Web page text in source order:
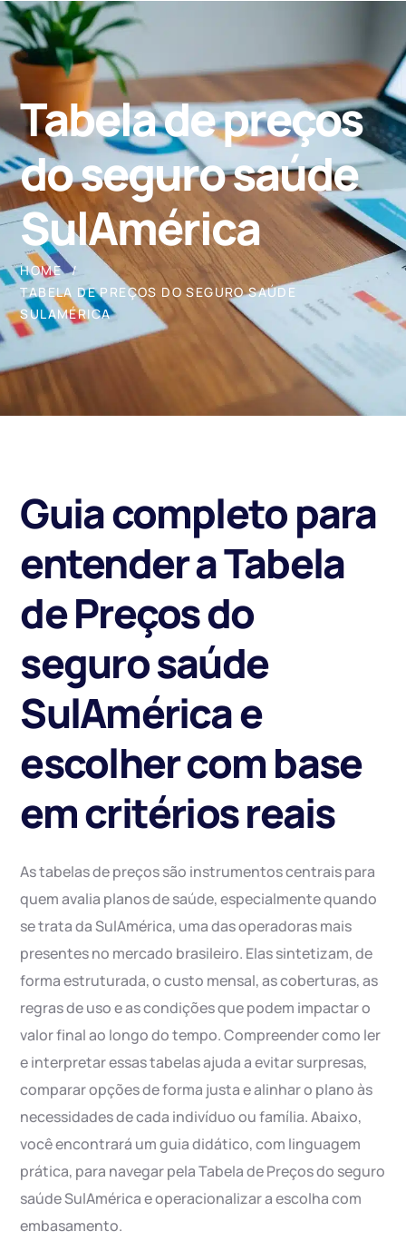
Tabela de preços
do seguro saúde
SulAmérica
HOME
TABELA DE PREÇOS DO SEGURO SAÚDE
SULAMÉRICA
Guia completo para
entender a Tabela
de Preços do
seguro saúde
SulAmérica e
escolher com base
em critérios reais
As tabelas de preços são instrumentos centrais para
quem avalia planos de saúde, especialmente quando
se trata da SulAmérica, uma das operadoras mais
presentes no mercado brasileiro. Elas sintetizam, de
forma estruturada, o custo mensal, as coberturas, as
regras de uso e as condições que podem impactar o
valor final ao longo do tempo. Compreender como ler
e interpretar essas tabelas ajuda a evitar surpresas,
comparar opções de forma justa e alinhar o plano às
necessidades de cada indivíduo ou família. Abaixo,
você encontrará um guia didático, com linguagem
prática, para navegar pela Tabela de Preços do seguro
saúde SulAmérica e operacionalizar a escolha com
embasamento.